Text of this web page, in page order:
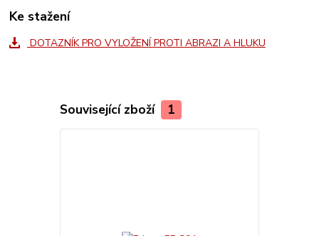
Ke stažení
DOTAZNÍK PRO VYLOŽENÍ PROTI ABRAZI A HLUKU
Související zboží 1